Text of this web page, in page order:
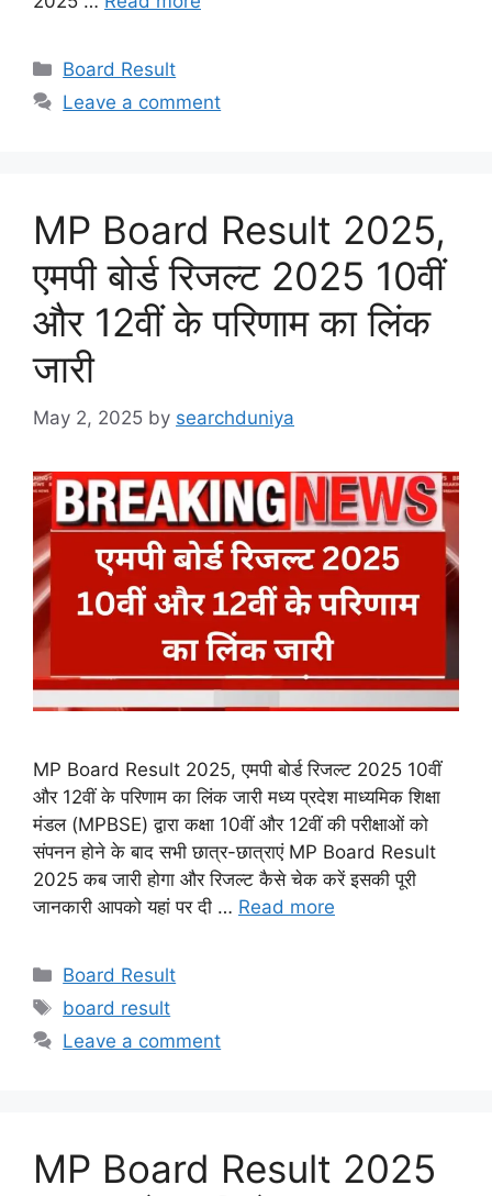
Categories
Board Result
Leave a comment
MP Board Result 2025,
एमपी बोर्ड रिजल्ट 2025 10वीं
और 12वीं के परिणाम का लिंक
जारी
May 2, 2025 by searchduniya
MP Board Result 2025, एमपी बोर्ड रिजल्ट 2025 10वीं
और 12वीं के परिणाम का लिंक जारी मध्य प्रदेश माध्यमिक शिक्षा
मंडल (MPBSE) द्वारा कक्षा 10वीं और 12वीं की परीक्षाओं को
संपनन होने के बाद सभी छात्र-छात्राएं MP Board Result
2025 कब जारी होगा और रिजल्ट कैसे चेक करें इसकी पूरी
जानकारी आपको यहां पर दी … Read more
Categories
Board Result
Tags
board result
Leave a comment
MP Board Result 2025